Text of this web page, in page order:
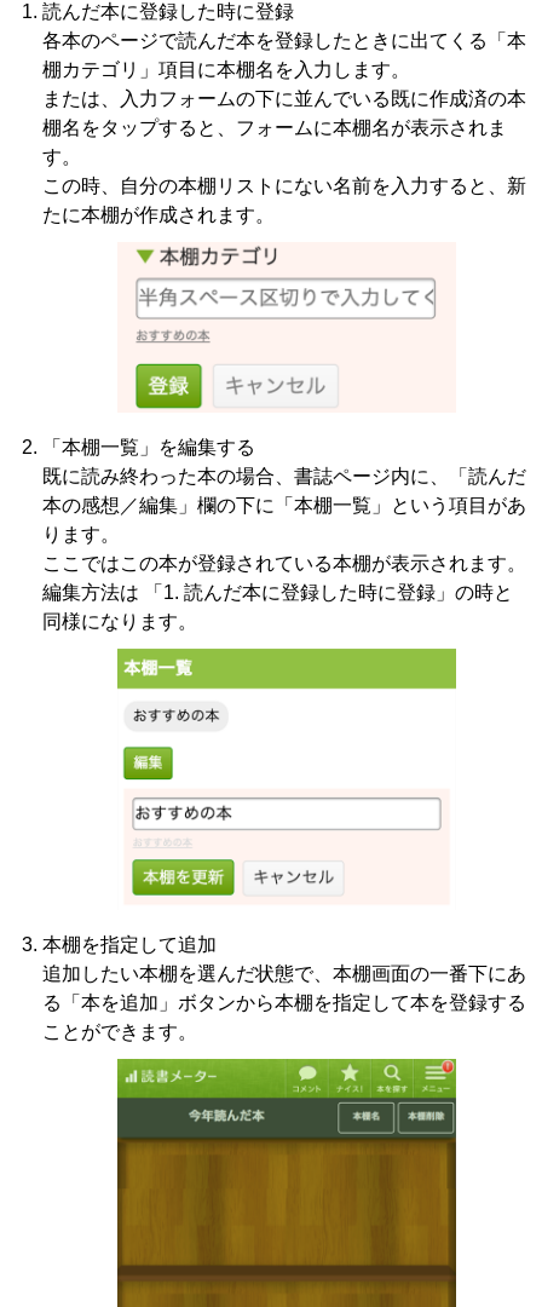
読んだ本に登録した時に登録
各本のページで読んだ本を登録したときに出てくる「本
棚カテゴリ」項目に本棚名を入力します。
または、入力フォームの下に並んでいる既に作成済の本
棚名をタップすると、フォームに本棚名が表示されま
す。
この時、自分の本棚リストにない名前を入力すると、新
たに本棚が作成されます。
「本棚一覧」を編集する
既に読み終わった本の場合、書誌ページ内に、「読んだ
本の感想／編集」欄の下に「本棚一覧」という項目があ
ります。
ここではこの本が登録されている本棚が表示されます。
編集方法は 「1. 読んだ本に登録した時に登録」の時と
同様になります。
本棚を指定して追加
追加したい本棚を選んだ状態で、本棚画面の一番下にあ
る「本を追加」ボタンから本棚を指定して本を登録する
ことができます。